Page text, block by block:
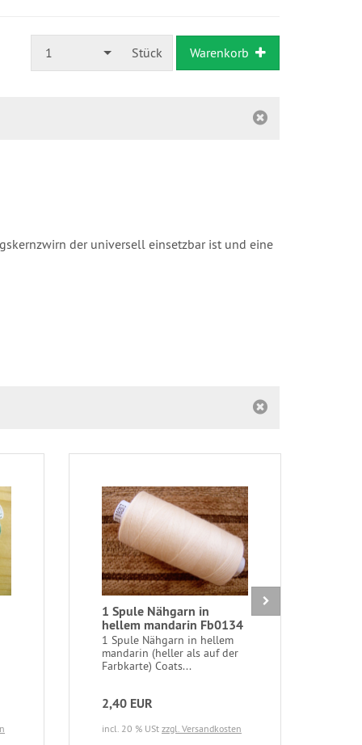
1 Stück Warenkorb
der universell einsetzbar ist und eine
1 Spule Nähgarn in
hellem mandarin Fb0134
1 Spule Nähgarn in hellem
mandarin (heller als auf der
Farbkarte) Coats...
2,40 EUR
incl. 20 % USt zzgl. Versandkosten